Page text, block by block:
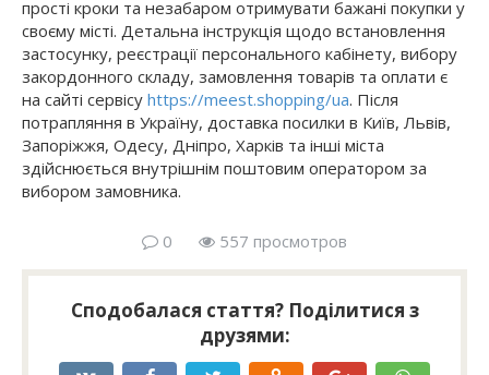
прості кроки та незабаром отримувати бажані покупки у
своєму місті. Детальна інструкція щодо встановлення
застосунку, реєстрації персонального кабінету, вибору
закордонного складу, замовлення товарів та оплати є
на сайті сервісу https://meest.shopping/ua. Після
потрапляння в Україну, доставка посилки в Київ, Львів,
Запоріжжя, Одесу, Дніпро, Харків та інші міста
здійснюється внутрішнім поштовим оператором за
вибором замовника.
0 557 просмотров
Сподобалася стаття? Поділитися з
друзями: